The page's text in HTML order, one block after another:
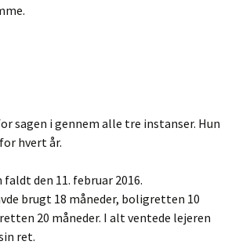
sagen i gennem alle tre instanser. Hun
hvert år.
den 11. februar 2016.
brugt 18 måneder, boligretten 10
20 måneder. I alt ventede lejeren
ret.